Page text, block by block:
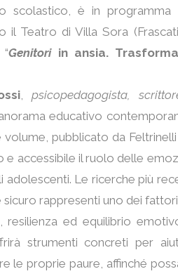
scolastico, è in programma
il Teatro di Villa Sora
Genitoriin ansia.
, psicopedagogista,
educativo
pubblicato da
accessibile il ruolo delle
Le ricerche più
rappresenti uno dei
ed equilibrio
strumenti concreti per
le proprie paure, affinché